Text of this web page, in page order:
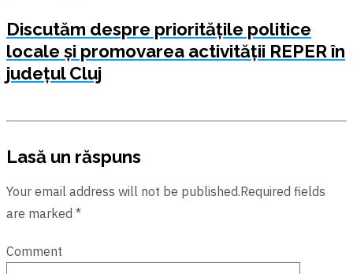
Discutăm despre prioritățile politice
locale şi promovarea activității REPER în
județul Cluj
Lasă un răspuns
Your email address will not be published.Required fields
are marked *
Comment